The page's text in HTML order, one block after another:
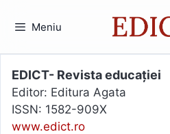
Meniu
EDICT- Revista educației
Editor: Editura Agata
ISSN: 1582-909X
www.edict.ro